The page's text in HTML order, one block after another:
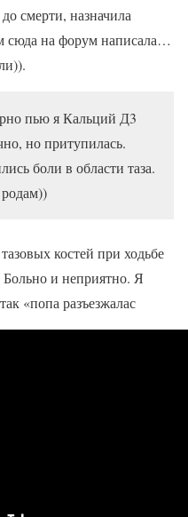
смерти, назначила
сюда на форум написала…
пью я Кальций Д3
но притупилась.
боли в области таза.
костей при ходьбе
и неприятно. Я
«попа разъезжалас